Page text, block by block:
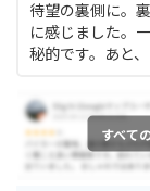
待望の裏側に。
に感じました。
秘的です。あと
すべて